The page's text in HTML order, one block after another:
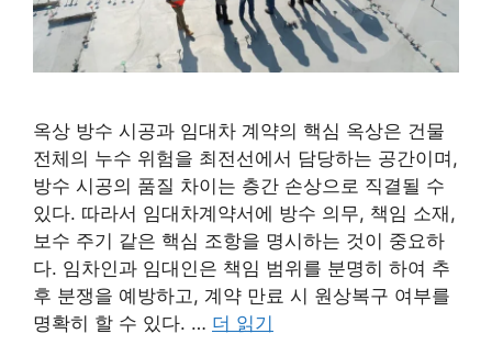
옥상 방수 시공과 임대차 계약의 핵심 옥상은 건물
전체의 누수 위험을 최전선에서 담당하는 공간이며,
방수 시공의 품질 차이는 층간 손상으로 직결될 수
있다. 따라서 임대차계약서에 방수 의무, 책임 소재,
보수 주기 같은 핵심 조항을 명시하는 것이 중요하
다. 임차인과 임대인은 책임 범위를 분명히 하여 추
후 분쟁을 예방하고, 계약 만료 시 원상복구 여부를
명확히 할 수 있다. … 더 읽기